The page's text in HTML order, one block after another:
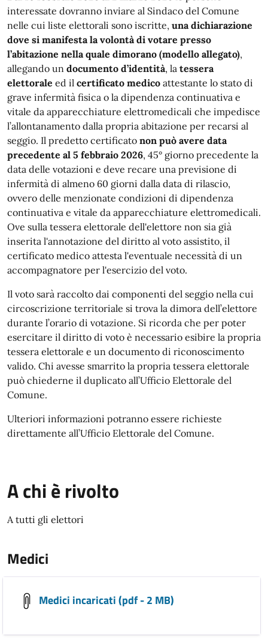
interessate dovranno inviare al Sindaco del Comune
nelle cui liste elettorali sono iscritte, una dichiarazione
dove si manifesta la volontà di votare presso
l’abitazione nella quale dimorano (modello allegato),
allegando un documento d’identità, la tessera
elettorale ed il certificato medico attestante lo stato di
grave infermità fisica o la dipendenza continuativa e
vitale da apparecchiature elettromedicali che impedisce
l’allontanamento dalla propria abitazione per recarsi al
seggio. Il predetto certificato non può avere data
precedente al 5 febbraio 2026, 45° giorno precedente la
data delle votazioni e deve recare una previsione di
infermità di almeno 60 giorni dalla data di rilascio,
ovvero delle menzionate condizioni di dipendenza
continuativa e vitale da apparecchiature elettromedicali.
Ove sulla tessera elettorale dell'elettore non sia già
inserita l'annotazione del diritto al voto assistito, il
certificato medico attesta l'eventuale necessità di un
accompagnatore per l'esercizio del voto.
Il voto sarà raccolto dai componenti del seggio nella cui
circoscrizione territoriale si trova la dimora dell’elettore
durante l’orario di votazione. Si ricorda che per poter
esercitare il diritto di voto è necessario esibire la propria
tessera elettorale e un documento di riconoscimento
valido. Chi avesse smarrito la propria tessera elettorale
può chiederne il duplicato all’Ufficio Elettorale del
Comune.
Ulteriori informazioni potranno essere richieste
direttamente all’Ufficio Elettorale del Comune.
A chi è rivolto
A tutti gli elettori
Medici
Medici incaricati (pdf - 2 MB)